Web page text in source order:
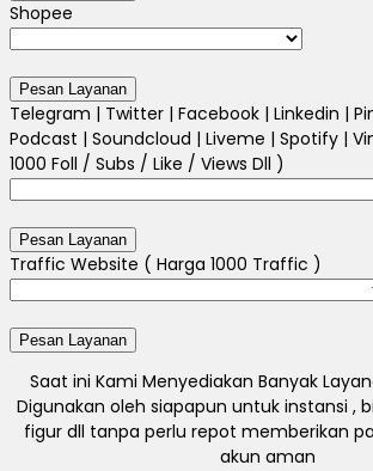
Shopee
Telegram | Twitter | Facebook | Linkedin |
Podcast | Soundcloud | Liveme | Spotify |
1000 Foll / Subs / Like / Views Dll )
Traffic Website ( Harga 1000 Traffic )
Saat ini Kami Menyediakan Banyak
Digunakan oleh siapapun untuk instansi ,
figur dll tanpa perlu repot memberikan
akun aman